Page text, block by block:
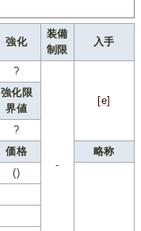
強化
装備
制限
入手
?
-
[e]
強化限
界値
?
価格
略称
()